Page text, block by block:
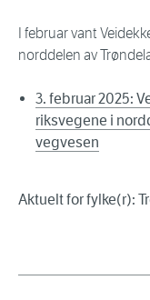
I februar vant
norddelen av
3. februar 2025:
riksvegene i
vegvesen
Aktuelt for fylke(r):